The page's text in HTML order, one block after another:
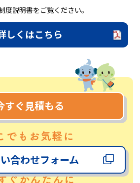
度説明書をご覧ください。
しくはこちら
すぐ見積もる
合わせフォーム